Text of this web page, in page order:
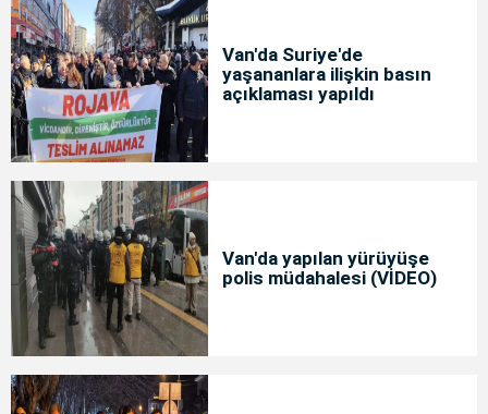
Van'da Suriye'de
yaşananlara ilişkin basın
açıklaması yapıldı
Van'da yapılan yürüyüşe
polis müdahalesi (VİDEO)